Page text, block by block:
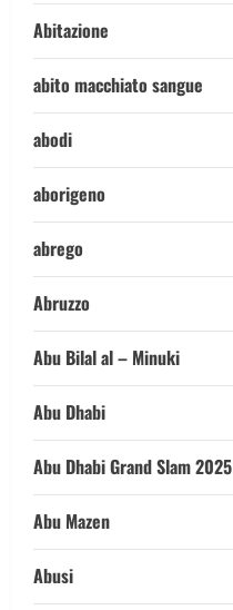
Abitazione
abito macchiato sangue
abodi
aborigeno
abrego
Abruzzo
Abu Bilal al – Minuki
Abu Dhabi
Abu Dhabi Grand Slam 2025
Abu Mazen
Abusi